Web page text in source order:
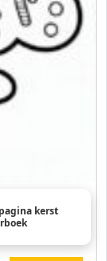
kerst